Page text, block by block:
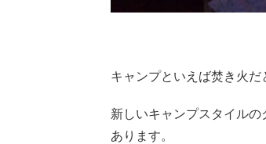
キャンプといえば焚き火
新しいキャンプスタイル
あります。